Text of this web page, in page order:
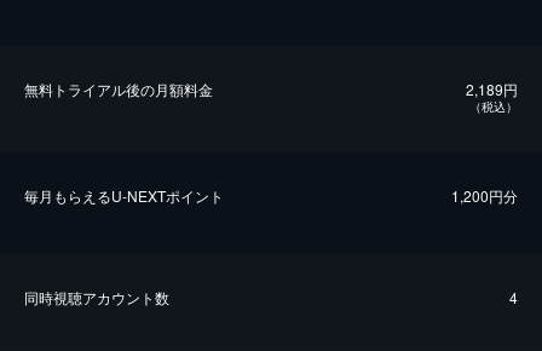
無料トライアル後の⽉額料金 2,189円
（税込）
毎⽉もらえるU-NEXTポイント 1,200円分
同時視聴アカウント数 4